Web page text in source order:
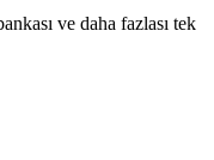
ve daha fazlası tek